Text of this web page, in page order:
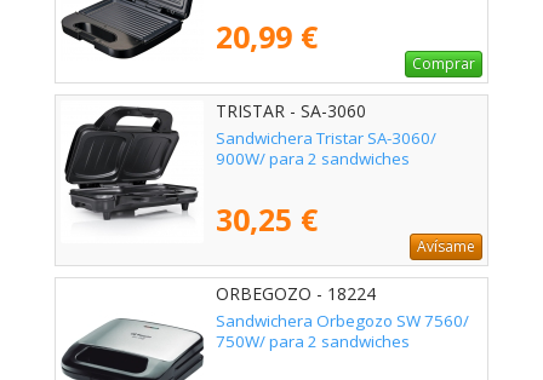
20,99 €
Comprar
TRISTAR - SA-3060
Sandwichera Tristar SA-3060/
900W/ para 2 sandwiches
30,25 €
Avísame
ORBEGOZO - 18224
Sandwichera Orbegozo SW 7560/
750W/ para 2 sandwiches